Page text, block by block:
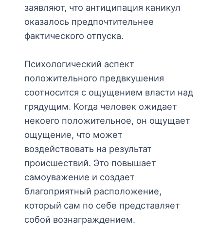
заявляют, что антиципация каникул
оказалось предпочтительнее
фактического отпуска.
Психологический аспект
положительного предвкушения
соотносится с ощущением власти над
грядущим. Когда человек ожидает
некоего положительное, он ощущает
ощущение, что может
воздействовать на результат
происшествий. Это повышает
самоуважение и создает
благоприятный расположение,
который сам по себе представляет
собой вознаграждением.